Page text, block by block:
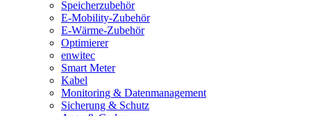
Speicherzubehör
E-Mobility-Zubehör
E-Wärme-Zubehör
Optimierer
enwitec
Smart Meter
Kabel
Monitoring & Datenmanagement
Sicherung & Schutz